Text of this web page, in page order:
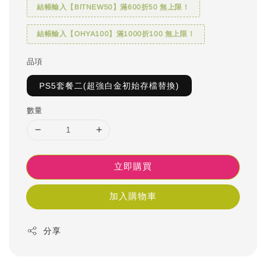
結帳輸入【BITNEW50】滿600折50 無上限！
結帳輸入【OHYA100】滿1000折100 無上限！
品項
PS5套餐二(超強白金初始存檔替換)
數量
立即購買
加入購物車
分享